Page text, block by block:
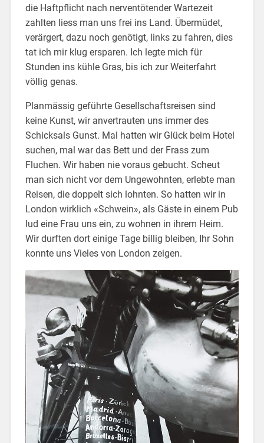
die Haftpflicht nach nerventötender Wartezeit
zahlten liess man uns frei ins Land. Übermüdet,
verärgert, dazu noch genötigt, links zu fahren, dies
tat ich mir klug ersparen. Ich legte mich für
Stunden ins kühle Gras, bis ich zur Weiterfahrt
völlig genas.
Planmässig geführte Gesellschaftsreisen sind
keine Kunst, wir anvertrauten uns immer des
Schicksals Gunst. Mal hatten wir Glück beim Hotel
suchen, mal war das Bett und der Frass zum
Fluchen. Wir haben nie voraus gebucht. Scheut
man sich nicht vor dem Ungewohnten, erlebte man
Reisen, die doppelt sich lohnten. So hatten wir in
London wirklich «Schwein», als Gäste in einem Pub
lud eine Frau uns ein, zu wohnen in ihrem Heim.
Wir durften dort einige Tage billig bleiben, Ihr Sohn
konnte uns Vieles von London zeigen.